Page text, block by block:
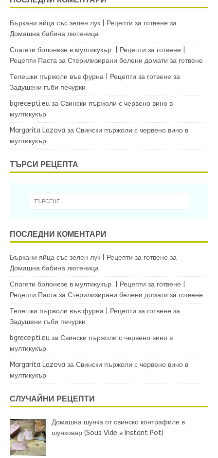
Бъркани яйца със зелен лук | Рецепти за готвене за
Домашна бабина лютеница
Спагети болонезе в мултикукър | Рецепти за готвене |
Рецепти Паста за Стерилизирани белени домати за готвене
Телешки пържоли във фурна | Рецепти за готвене за
Задушени гъби печурки
bgrecepti.eu за Свински пържоли с червено вино в
мултикукър
Margarita Lazova за Свински пържоли с червено вино в
мултикукър
ТЪРСИ РЕЦЕПТА
ПОСЛЕДНИ КОМЕНТАРИ
Бъркани яйца със зелен лук | Рецепти за готвене за
Домашна бабина лютеница
Спагети болонезе в мултикукър | Рецепти за готвене |
Рецепти Паста за Стерилизирани белени домати за готвене
Телешки пържоли във фурна | Рецепти за готвене за
Задушени гъби печурки
bgrecepti.eu за Свински пържоли с червено вино в
мултикукър
Margarita Lazova за Свински пържоли с червено вино в
мултикукър
СЛУЧАЙНИ РЕЦЕПТИ
Домашна шунка от свинско контрафиле в
шунковар (Sous Vide в Instant Pot)